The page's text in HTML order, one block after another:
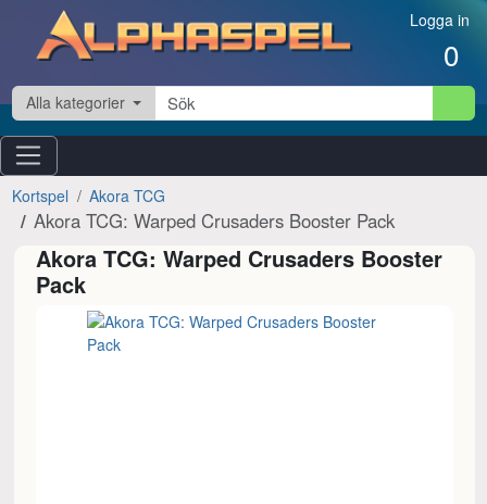
Hoppa till innehåll Logga in
0
Alla kategorier
Kortspel Akora TCG
Akora TCG: Warped Crusaders Booster Pack
Akora TCG: Warped Crusaders Booster
Pack